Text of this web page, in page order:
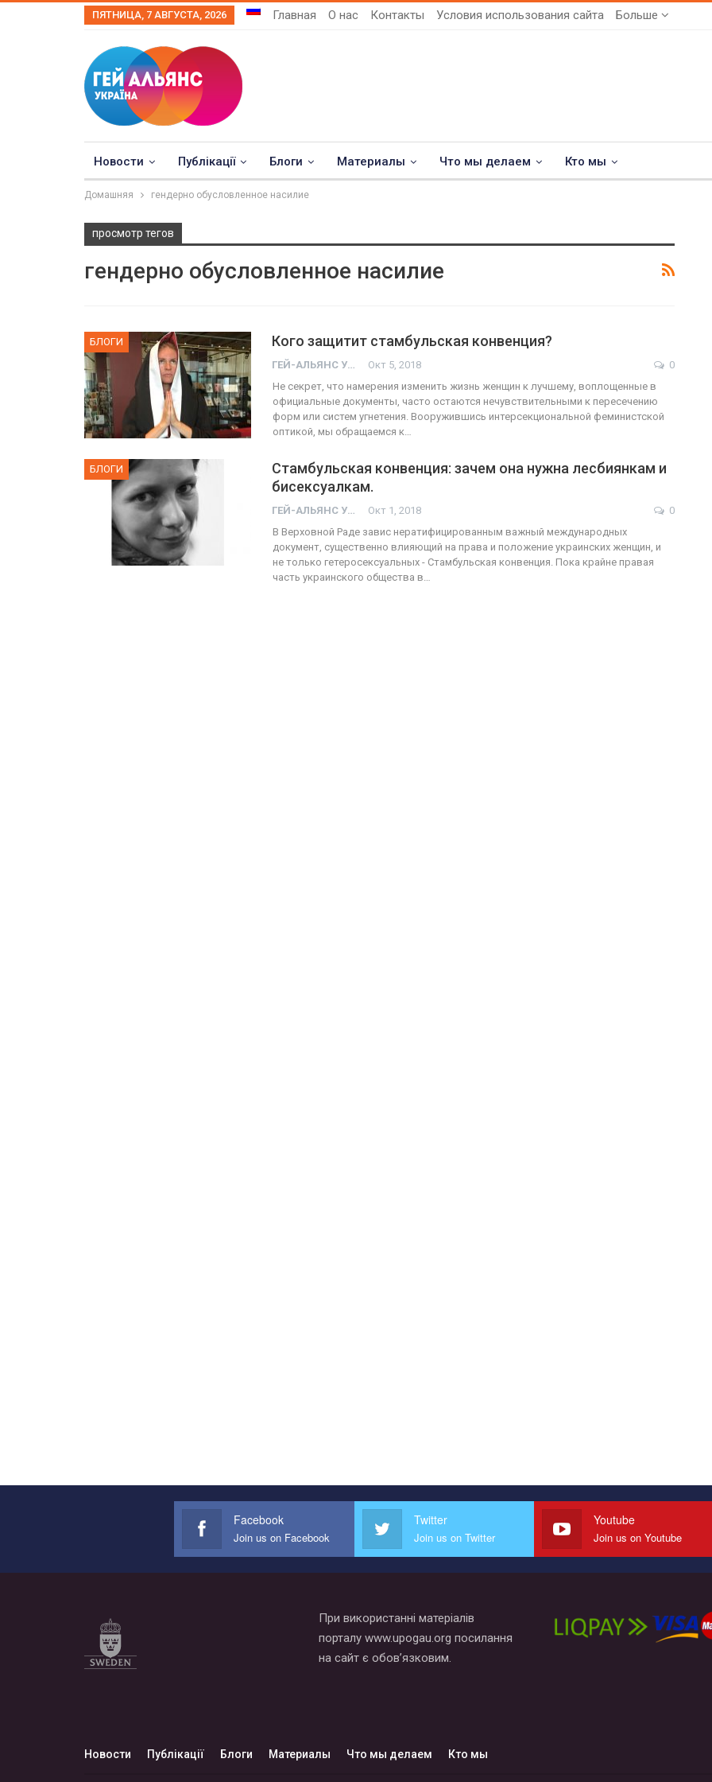
ПЯТНИЦА, 7 АВГУСТА, 2026 Главная О нас Контакты Условия использования сайта Больше
Новости Публікації Блоги Материалы Что мы делаем Кто мы
Домашняя гендерно обусловленное насилие
просмотр тегов
гендерно обусловленное насилие
БЛОГИ Кого защитит стамбульская конвенция?
ГЕЙ-АЛЬЯНС УКРАИНА Окт 5, 2018
0
Не секрет, что намерения изменить жизнь женщин к лучшему, воплощенные в
официальные документы, часто остаются нечувствительными к пересечению
форм или систем угнетения. Вооружившись интерсекциональной феминистской
оптикой, мы обращаемся к…
БЛОГИ
Стамбульская конвенция: зачем она нужна лесбиянкам и
бисексуалкам.
ГЕЙ-АЛЬЯНС УКРАИНА Окт 1, 2018
0
В Верховной Раде завис нератифицированным важный международных
документ, существенно влияющий на права и положение украинских женщин, и
не только гетеросексуальных - Стамбульская конвенция. Пока крайне правая
часть украинского общества в…
ФОТО
Прайд в Тель-Авиве собрал 200
тысяч участников
Июн 10, 2017 0
ФОТО
Facebook
Join us on Facebook
Twitter
Join us on Twitter
Youtube
Join us on Youtube
При використанні матеріалів
порталу www.upogau.org посилання
на сайт є обов’язковим.
Новости Публікації Блоги Материалы Что мы делаем Кто мы